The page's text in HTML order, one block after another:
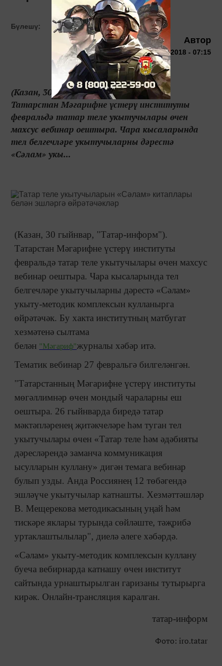
Бүлешү:
Автор
31 января 2018 - 07:15
(Казан, 30 гыйнвар, "Татар-информ").
Татарстан Мәгарифне үстерү институты
февральдә татар теле укытучылары өчен
махсус вебинар оештыра. Чара кысаларында
тел белгечләре укытучыларны дәрестә
«Сәлам» укы...
(Казан, 30 гыйнвар, "Татар-информ").
Татарстан Мәгарифне үстерү институты
февральдә татар теле укытучылары өчен махсус
вебинар оештыра. Чара кысаларында тел
белгечләре укытучыларны дәрестә «Сәлам»
укыту-методик комплексын кулланырга
өйрәтәчәк. Бу хакта институтның матбугат
хезмәтенә сылтама
белән "Мәгариф"журналы хәбәр итә.
Тематик вебинар 27 февральгә билгеләнгән.
"Татарстанның Мәгарифне үстерү институты
мөгәллимнәр өчен мондый чараларны еш
оештыра. 26 гыйнварда биредә татар
мәктәпләренең җитәкчеләре һәм туган тел
укытучылары өчен «Татар теле һәм әдәбияты
дәресләрендә заманча коммуникация
ысулларын куллану» дигән темага вебинар
булып узды. Анда Россиянең 12 төбәгендә
эшләүче укытучылар катнашты. Хезмәттәшләр
В. Мещерекова методикасының уңай һәм
тискәре яклары турында сөйләште, тәҗрибә
уртаклаштылылар", диелә әлеге хәбәрдә.
«Сәлам» укыту-методик комплексын куллану
буеча вебирнарда катнашу өчен институт
сайтында урнаштырылган гаризаны тутырырга
кирәк. Онлайн-трансляция каралган.
татар-информ
Фото: iro.tatar